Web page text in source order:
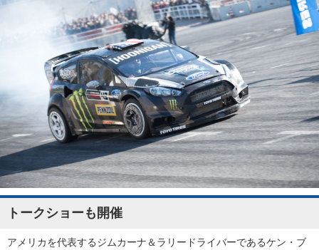
トークショーも開催
アメリカを代表するジムカーナ＆ラリードライバーであるケン・ブ